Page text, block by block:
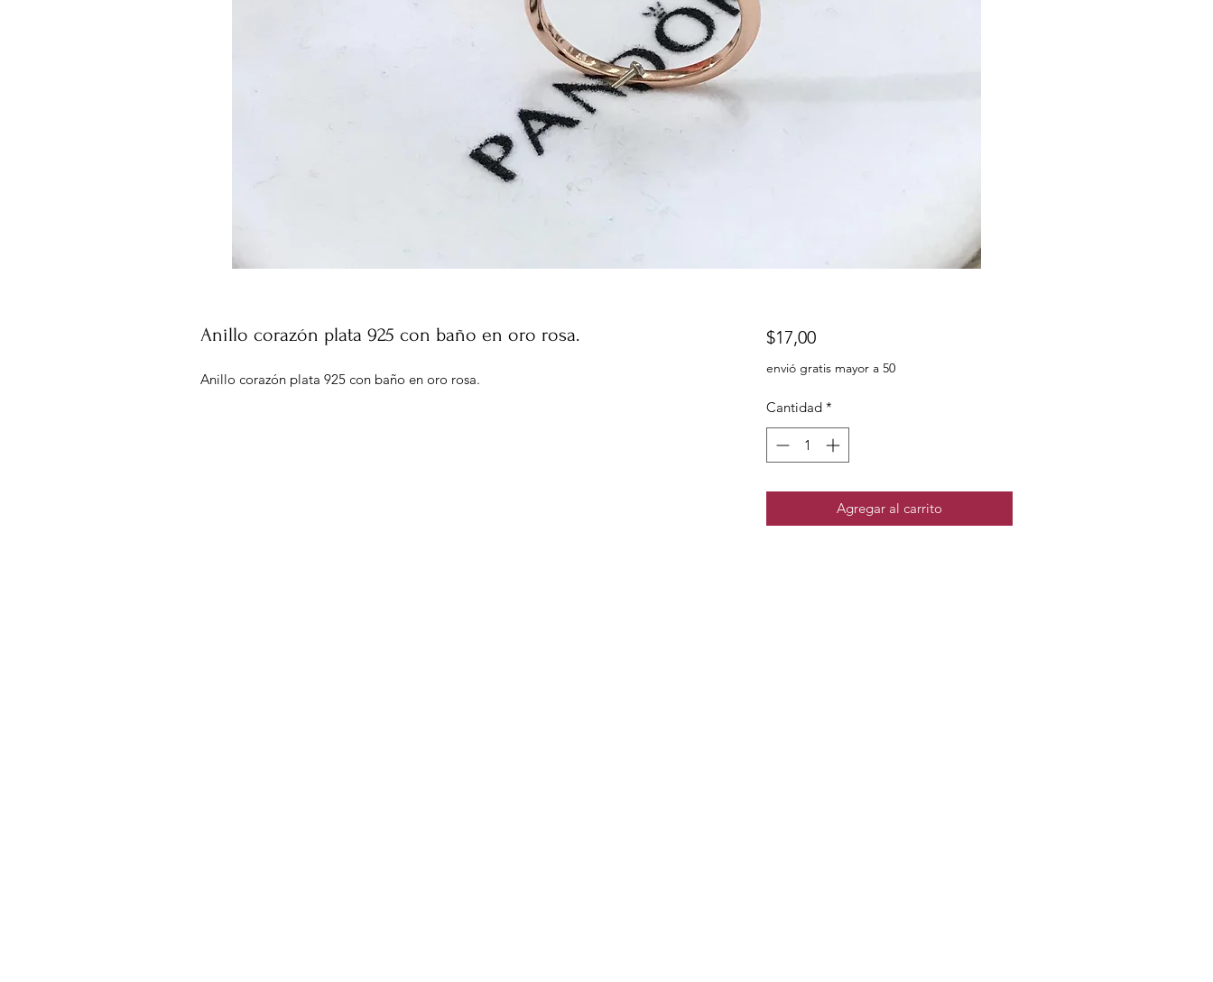
Anillo corazón plata 925 con baño en oro rosa.
Anillo corazón plata 925 con baño en oro rosa.
$17,00Precio
envió gratis mayor a 50
Cantidad *
Agregar al carrito